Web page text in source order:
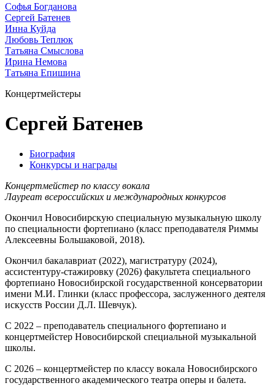
Софья Богданова
Сергей Батенев
Инна Куйда
Любовь Теплюк
Татьяна Смыслова
Ирина Немова
Татьяна Епишина
Концертмейстеры
Сергей Батенев
Биография
Конкурсы и награды
Концертмейстер по классу вокала
Лауреат всероссийских и международных конкурсов
Окончил Новосибирскую специальную музыкальную школу
по специальности фортепиано (класс преподавателя Риммы
Алексеевны Большаковой, 2018).
Окончил бакалавриат (2022), магистратуру (2024),
ассистентуру-стажировку (2026) факультета специального
фортепиано Новосибирской государственной консерватории
имени М.И. Глинки (класс профессора, заслуженного деятеля
искусств России Д.Л. Шевчук).
С 2022 – преподаватель специального фортепиано и
концертмейстер Новосибирской специальной музыкальной
школы.
С 2026 – концертмейстер по классу вокала Новосибирского
государственного академического театра оперы и балета.